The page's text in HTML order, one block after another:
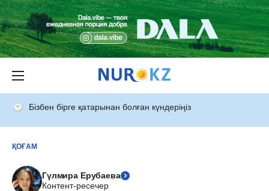
Бізбен бірге қатарынан болған күндеріңіз
ҚОҒАМ
Гүлмира Ерубаева
Контент-ресечер